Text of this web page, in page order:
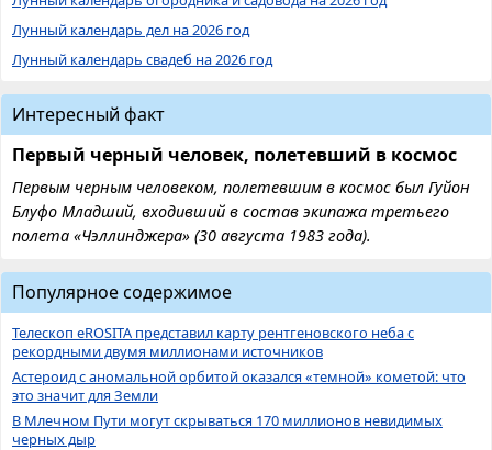
Лунный календарь дел на 2026 год
Лунный календарь свадеб на 2026 год
Интересный факт
Первый черный человек, полетевший в космос
Первым черным человеком, полетевшим в космос был Гуйон
Блуфо Младший, входивший в состав экипажа третьего
полета «Чэллинджера» (30 августа 1983 года).
Популярное содержимое
Телескоп eROSITA представил карту рентгеновского неба с
рекордными двумя миллионами источников
Астероид с аномальной орбитой оказался «темной» кометой: что
это значит для Земли
В Млечном Пути могут скрываться 170 миллионов невидимых
черных дыр